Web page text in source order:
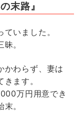
末路』
いました。
。
かわらず、妻は
ます。
万円用意でき
。